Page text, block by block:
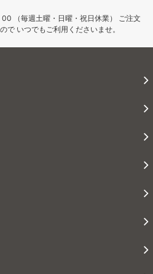
（毎週土曜・日曜・祝日休業） ご注文
で いつでもご利用くださいませ。